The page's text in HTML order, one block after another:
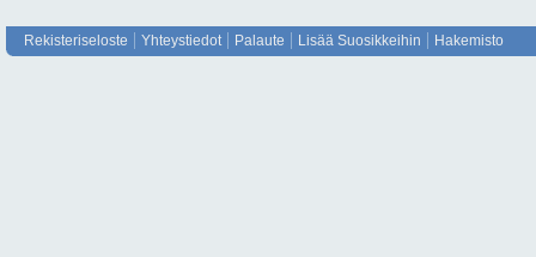
Rekisteriseloste Yhteystiedot Palaute Lisää Suosikkeihin Hakemisto